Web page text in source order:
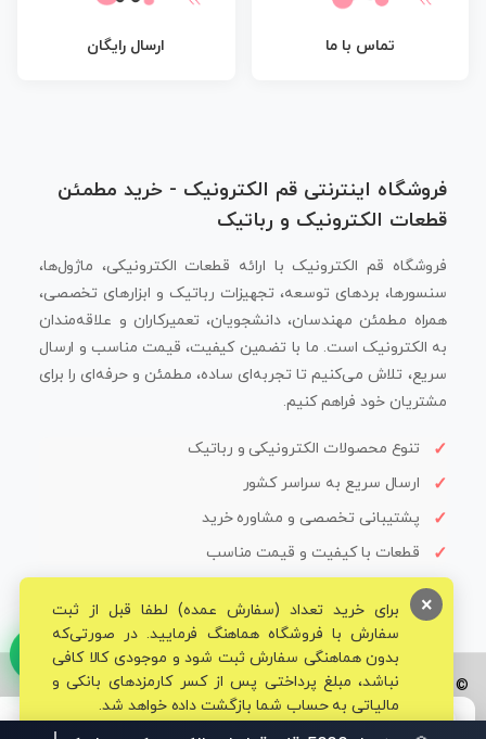
تماس با ما ارسال رایگان
فروشگاه اینترنتی قم الکترونیک - خرید مطمئن
قطعات الکترونیک و رباتیک
فروشگاه قم الکترونیک با ارائه قطعات الکترونیکی، ماژول‌ها،
سنسورها، بردهای توسعه، تجهیزات رباتیک و ابزارهای تخصصی،
همراه مطمئن مهندسان، دانشجویان، تعمیرکاران و علاقه‌مندان
به الکترونیک است. ما با تضمین کیفیت، قیمت مناسب و ارسال
سریع، تلاش می‌کنیم تا تجربه‌ای ساده، مطمئن و حرفه‌ای را برای
مشتریان خود فراهم کنیم.
تنوع محصولات الکترونیکی و رباتیک
ارسال سریع به سراسر کشور
پشتیبانی تخصصی و مشاوره خرید
قطعات با کیفیت و قیمت مناسب
© تمامی حقوق برای فروشگاه تخصصی قم الکترونیک محفوظ می‌باشد.
برای خرید تعداد (سفارش عمده) لطفا قبل از ثبت
سفارش با فروشگاه هماهنگ فرمایید. در صورتی‌که
بدون هماهنگی سفارش ثبت شود و موجودی کالا کافی
نباشد، مبلغ پرداختی پس از کسر کارمزدهای بانکی و
مالیاتی به حساب شما بازگشت داده خواهد شد.
×